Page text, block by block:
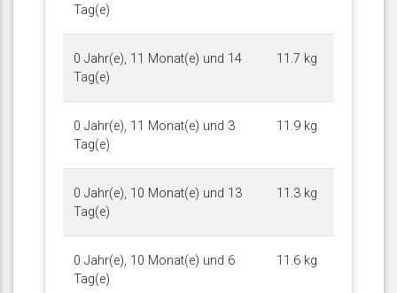
Tag(e)
0 Jahr(e), 11 Monat(e) und 14
Tag(e)
11.7 kg
0 Jahr(e), 11 Monat(e) und 3
Tag(e)
11.9 kg
0 Jahr(e), 10 Monat(e) und 13
Tag(e)
11.3 kg
0 Jahr(e), 10 Monat(e) und 6
Tag(e)
11.6 kg